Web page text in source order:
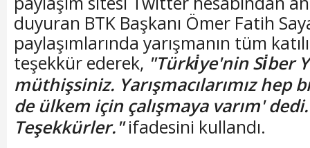
duyuran BTK Başkanı Ömer Fatih
paylaşımlarında yarışmanın tüm
teşekkür ederek, "Türki̇ye'nin Si̇ber
müthişsiniz. Yarışmacılarımız hep
de ülkem için çalışmaya varım' dedi.
Teşekkürler."ifadesini kullandı.